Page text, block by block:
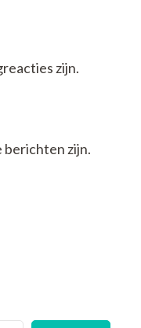
zijn.
berichten zijn.